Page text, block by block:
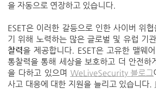
을 자동으로 연장하고 있습니다.
ESET은 이러한 갈등으로 인한 사이버 위
기 위해 노력하는 많은 글로벌 및 유럽 기
찰력을 제공합니다. ESET은 고유한 맬웨
통찰력을 통해 세상을 보호하고 더 안전하
을 다하고 있으며 WeLiveSecurity블로그
사고 대응에 대한 지원을 늘리고 있습니다.